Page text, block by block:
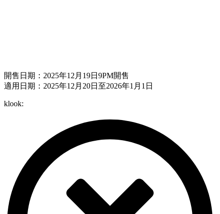
開售日期：2025年12月19日9PM開售
適用日期：2025年12月20日至2026年1月1日
klook: